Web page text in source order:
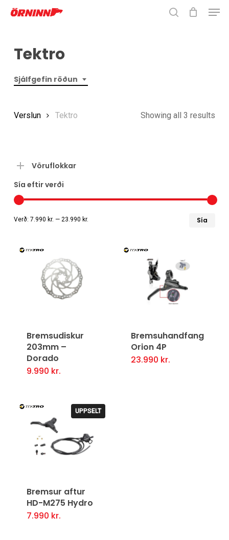
Skip
contentTektro
Sjálfgefin röðun
Showing all 3 results
Verslun Tektro
Vöruflokkar
Sía eftir verði
Sía
Verð: 7.990 kr. — 23.990 kr.
Bremsudiskur
203mm –
Dorado
9.990 kr.
Bremsuhandfang
Orion 4P
23.990 kr.
UPPSELT
Bremsur aftur
HD-M275 Hydro
7.990 kr.